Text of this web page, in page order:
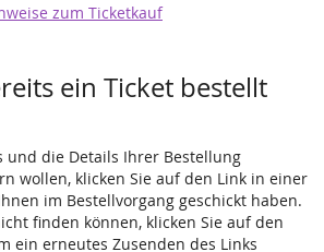
zum Ticketkauf
ein Ticket bestellt
und die Details Ihrer Bestellung
wollen, klicken Sie auf den Link in einer
im Bestellvorgang geschickt haben.
finden können, klicken Sie auf den
ein erneutes Zusenden des Links